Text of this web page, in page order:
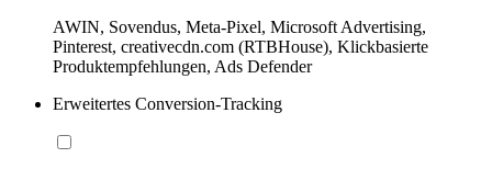
AWIN, Sovendus, Meta-Pixel, Microsoft Advertising,
Pinterest, creativecdn.com (RTBHouse), Klickbasierte
Produktempfehlungen, Ads Defender
Erweitertes Conversion-Tracking